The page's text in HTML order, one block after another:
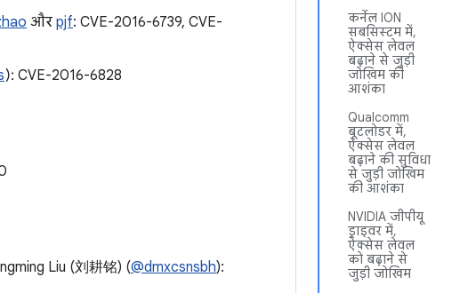
कर्नेल ION
सबसिस्टम में,
ऐक्सेस लेवल
बढ़ाने से जुड़ी
जोखिम की
आशंका
Qualcomm
बूटलोडर में,
ऐक्सेस लेवल
बढ़ाने की सुविधा
से जुड़ी जोखिम
की आशंका
NVIDIA जीपीयू
ड्राइवर में,
ऐक्सेस लेवल
को बढ़ाने से
जुड़ी जोखिम
और pjf: CVE-2016-6739, CVE-
): CVE-2016-6828
Liu (刘耕铭) (@dmxcsnsbh):